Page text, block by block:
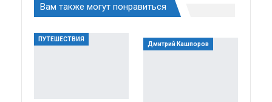
Вам также могут понравиться
ПУТЕШЕСТВИЯ
Дмитрий Кашпоров